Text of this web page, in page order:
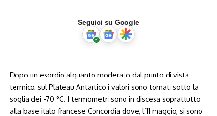
Seguici su Google
Dopo un esordio alquanto moderato dal punto di vista
termico, sul Plateau Antartico i valori sono tornati sotto la
soglia dei -70 °C. I termometri sono in discesa soprattutto
alla base italo francese Concordia dove, l’11 maggio, si sono